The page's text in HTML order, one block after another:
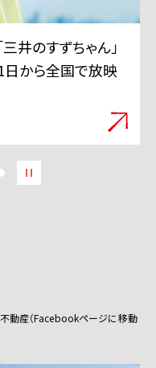
井のすずちゃん」
日から全国で放映
動産（Facebookページに移動